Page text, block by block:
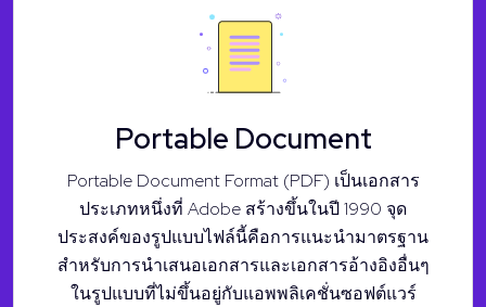
Portable Document
Portable Document Format (PDF) เป็นเอกสาร
ประเภทหนึ่งที่ Adobe สร้างขึ้นในปี 1990 จุด
ประสงค์ของรูปแบบไฟล์นี้คือการแนะนำมาตรฐาน
สำหรับการนำเสนอเอกสารและเอกสารอ้างอิงอื่นๆ
ในรูปแบบที่ไม่ขึ้นอยู่กับแอพพลิเคชั่นซอฟต์แวร์